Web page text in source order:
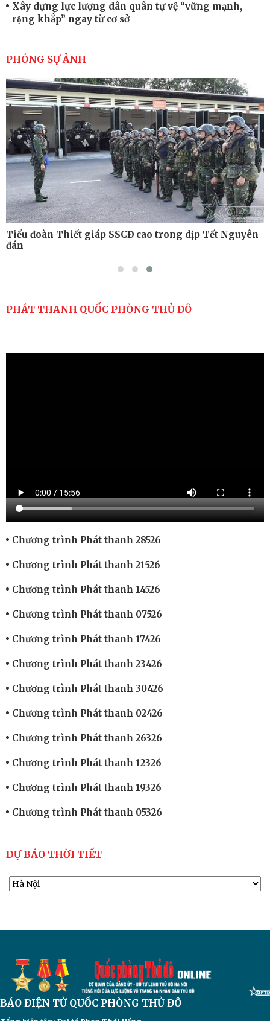
Xây dựng lực lượng dân quân tự vệ “vững mạnh,
rộng khắp” ngay từ cơ sở
cao sức mạnh chiến đấu
Tiểu đoàn Thiết giáp hoàn thành tốt diễn tập chiến
thuật có bắn đạn thật
Nơi sinh viên rèn ý trí, luyện kỹ năng
PHÓNG SỰ ẢNH
Tiểu đoàn Thiết giáp SSCĐ cao trong dịp Tết Nguyên
đán
PHÁT THANH QUỐC PHÒNG THỦ ĐÔ
Chương trình Phát thanh 28526
Chương trình Phát thanh 21526
Chương trình Phát thanh 14526
Chương trình Phát thanh 07526
Chương trình Phát thanh 17426
Chương trình Phát thanh 23426
Chương trình Phát thanh 30426
Chương trình Phát thanh 02426
Chương trình Phát thanh 26326
Chương trình Phát thanh 12326
Chương trình Phát thanh 19326
Chương trình Phát thanh 05326
DỰ BÁO THỜI TIẾT
BÁO ĐIỆN TỬQUỐC PHÒNG THỦ ĐÔ